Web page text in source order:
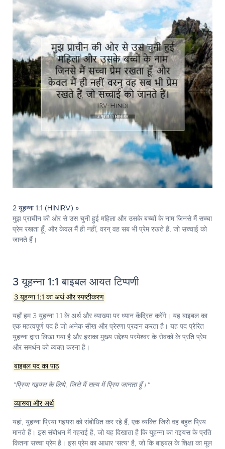
2 यूहन्ना 1:1 (HINIRV) »
मुझ प्राचीन की ओर से उस चुनी हुई महिला और उसके बच्चों के नाम जिनसे मैं सच्‍चा
प्रेम रखता हूँ, और केवल मैं ही नहीं, वरन् वह सब भी प्रेम रखते हैं, जो सच्चाई को
जानते हैं।
3 यूहन्ना 1:1 बाइबल आयत टिप्पणी
3 युहन्ना 1:1 का अर्थ और स्पष्टीकरण
यहाँ हम 3 युहन्ना 1:1 के अर्थ और व्याख्या पर ध्यान केंद्रित करेंगे। यह बाइबल का
एक महत्वपूर्ण पद है जो अनेक सीख और प्रेरणा प्रदान करता है। यह पद प्रेरित
युहन्ना द्वारा लिखा गया है और इसका मुख्य उद्देश्य परमेश्वर के सेवकों के प्रति प्रेम
और समर्थन को व्यक्त करना है।
बाइबल पद का पाठ
"प्रिया गइयस के लिये, जिसे मैं सत्य में प्रिय जानता हूँ।"
व्याख्या और अर्थ
यहां, युहन्ना प्रिया गइयस को संबोधित कर रहे हैं, एक व्यक्ति जिसे वह बहुत प्रिय
मानते हैं। इस संबोधन में गहराई है, जो यह दिखाता है कि युहन्ना का गइयस के प्रति
कितना सच्चा प्रेम है। इस प्रेम का आधार 'सत्य' है, जो कि बाइबल के शिक्षा का मूल